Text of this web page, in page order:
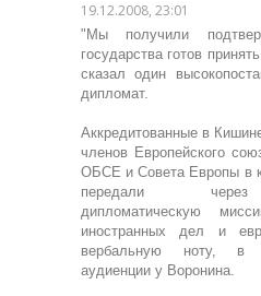
19.12.2008, 23:01
"Мы получили
государства готов
сказал один
дипломат.
Аккредитованные в
членов Европейского
ОБСЕ и Совета Европы в
передали через
дипломатическую
иностранных дел и
вербальную ноту, в
аудиенции у Воронина.